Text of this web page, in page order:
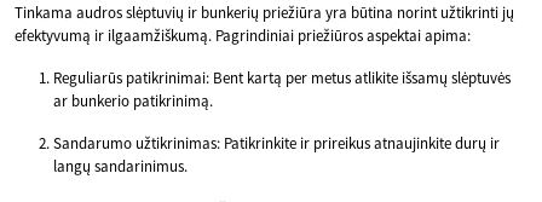
Tinkama audros slėptuvių ir bunkerių priežiūra yra būtina norint užtikrinti jų
efektyvumą ir ilgaamžiškumą. Pagrindiniai priežiūros aspektai apima:
Reguliarūs patikrinimai: Bent kartą per metus atlikite išsamų slėptuvės
ar bunkerio patikrinimą.
Sandarumo užtikrinimas: Patikrinkite ir prireikus atnaujinkite durų ir
langų sandarinimus.